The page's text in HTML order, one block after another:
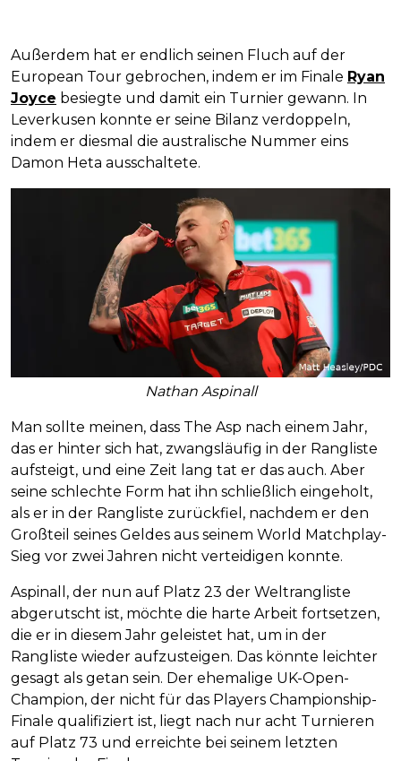
Außerdem hat er endlich seinen Fluch auf der
European Tour gebrochen, indem er im Finale Ryan
Joyce besiegte und damit ein Turnier gewann. In
Leverkusen konnte er seine Bilanz verdoppeln,
indem er diesmal die australische Nummer eins
Damon Heta ausschaltete.
Nathan Aspinall
Man sollte meinen, dass The Asp nach einem Jahr,
das er hinter sich hat, zwangsläufig in der Rangliste
aufsteigt, und eine Zeit lang tat er das auch. Aber
seine schlechte Form hat ihn schließlich eingeholt,
als er in der Rangliste zurückfiel, nachdem er den
Großteil seines Geldes aus seinem World Matchplay-
Sieg vor zwei Jahren nicht verteidigen konnte.
Aspinall, der nun auf Platz 23 der Weltrangliste
abgerutscht ist, möchte die harte Arbeit fortsetzen,
die er in diesem Jahr geleistet hat, um in der
Rangliste wieder aufzusteigen. Das könnte leichter
gesagt als getan sein. Der ehemalige UK-Open-
Champion, der nicht für das Players Championship-
Finale qualifiziert ist, liegt nach nur acht Turnieren
auf Platz 73 und erreichte bei seinem letzten